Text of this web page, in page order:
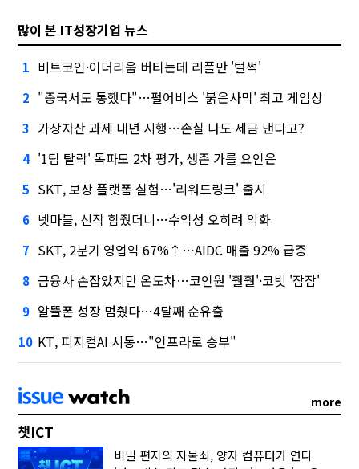
많이 본 IT성장기업 뉴스
1 비트코인·이더리움 버티는데 리플만 '털썩'
2 "중국서도 통했다"…펄어비스 '붉은사막' 최고 게임상
3 가상자산 과세 내년 시행…손실 나도 세금 낸다고?
4 '1팀 탈락' 독파모 2차 평가, 생존 가를 요인은
5 SKT, 보상 플랫폼 실험…'리워드링크' 출시
6 넷마블, 신작 힘줬더니…수익성 오히려 악화
7 SKT, 2분기 영업익 67%↑…AIDC 매출 92% 급증
8 금융사 손잡았지만 온도차…코인원 '훨훨'·코빗 '잠잠'
9 알뜰폰 성장 멈췄다…4달째 순유출
10 KT, 피지컬AI 시동…"인프라로 승부"
more
챗ICT
비밀 편지의 자물쇠, 양자 컴퓨터가 연다